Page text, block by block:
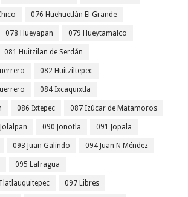
076 Huehuetlán El Grande
078 Hueyapan 079 Hueytamalco
081 Huitzilan de Serdán
082 Huitziltepec
084 Ixcaquixtla
086 Ixtepec 087 Izúcar de Matamoros
090 Jonotla 091 Jopala
093 Juan Galindo 094 Juan N Méndez
095 Lafragua
097 Libres